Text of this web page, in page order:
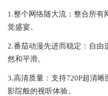
1.整个网络随大流：整合所有
觉盛宴。
2.番茄动漫先进而稳定：自由
然和平滑。
3.高清质量：支持720P超清
影院般的视听体验。